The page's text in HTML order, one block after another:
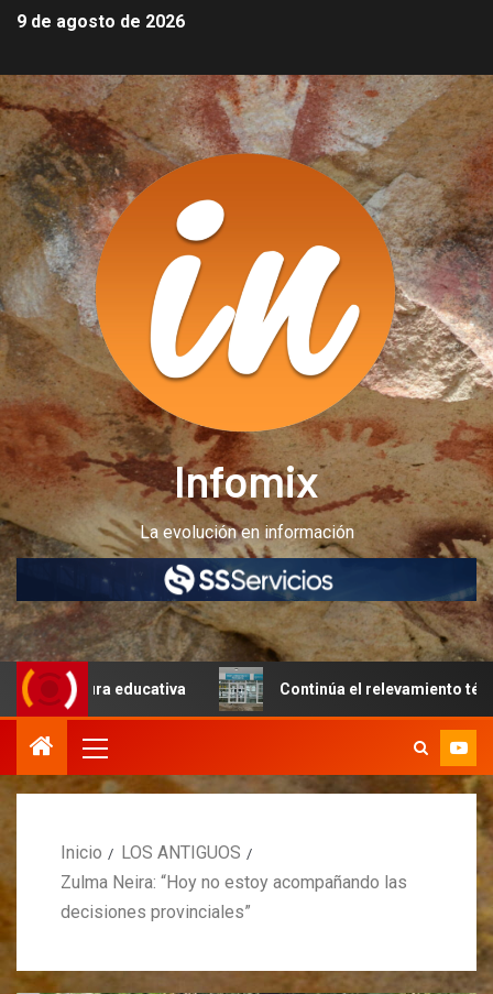
9 de agosto de 2026
Infomix
La evolución en información
educativa Continúa el relevamiento técnico en
Inicio
LOS ANTIGUOS
Zulma Neira: “Hoy no estoy acompañando las
decisiones provinciales”